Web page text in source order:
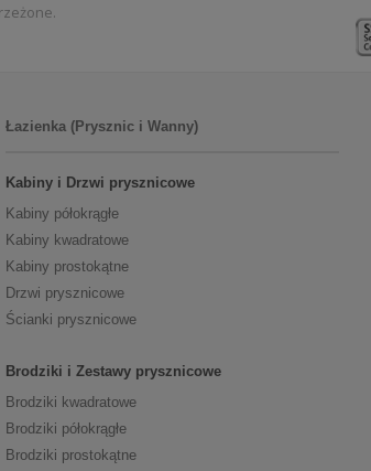
Łazienka (Prysznic i Wanny)
Kabiny i Drzwi prysznicowe
Kabiny półokrągłe
Kabiny kwadratowe
Kabiny prostokątne
Drzwi prysznicowe
Ścianki prysznicowe
Brodziki i Zestawy prysznicowe
Brodziki kwadratowe
Brodziki półokrągłe
Brodziki prostokątne